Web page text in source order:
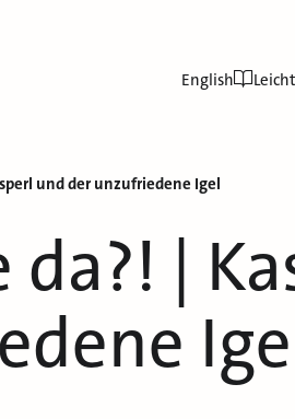
English
und der unzufriedene Igel
da?! |